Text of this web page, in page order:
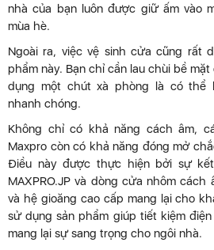
nhà của bạn luôn được giữ ấm vào
mùa hè.
Ngoài ra, việc vệ sinh cửa cũng rất
phẩm này. Bạn chỉ cần lau chùi bề
dụng một chút xà phòng là có thể
nhanh chóng.
Không chỉ có khả năng cách âm,
Maxpro còn có khả năng đóng mở
Điều này được thực hiện bởi sự
MAXPRO.JP và dòng cửa nhôm
và hệ gioăng cao cấp mang lại cho
sử dụng sản phẩm giúp tiết kiệm
mang lại sự sang trọng cho ngôi nhà.